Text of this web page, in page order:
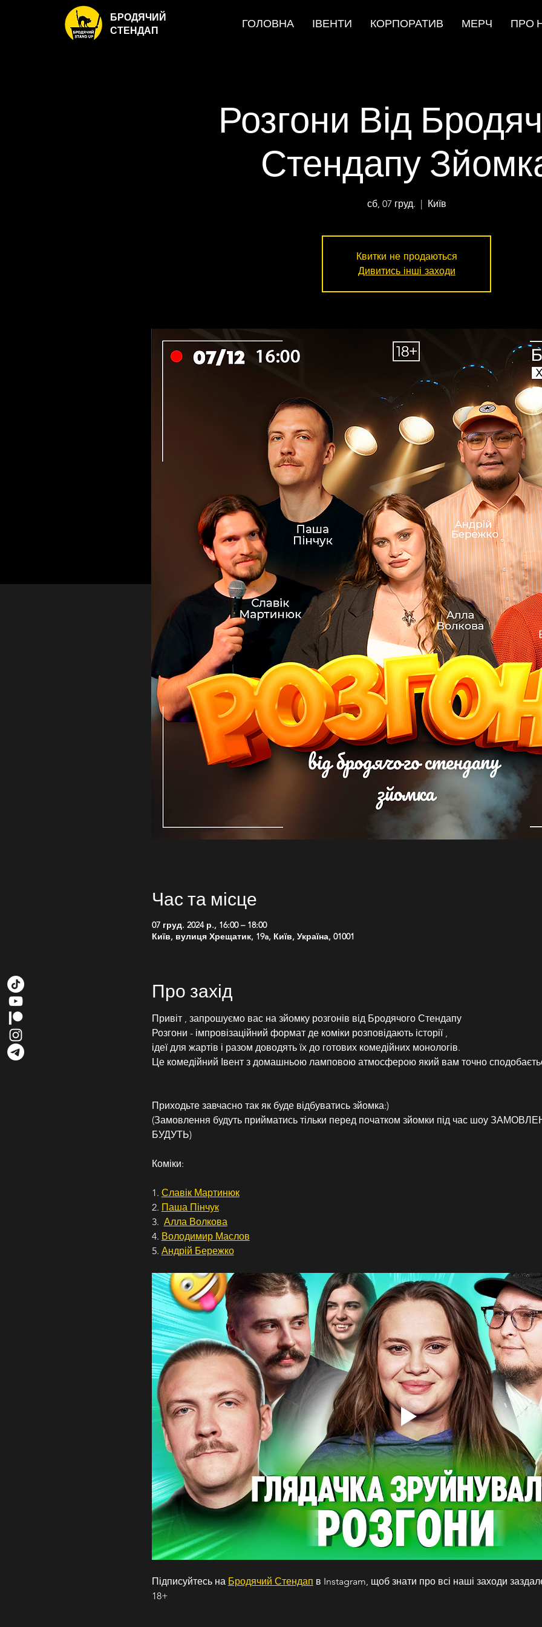
БРОДЯЧИЙ
СТЕНДАП
ГОЛОВНА ІВЕНТИ КОРПОРАТИВ МЕРЧ ПРО
Розгони Від
Стендапу
сб, 07 груд.
  |
Київ
Квитки не продаються
Дивитись інші заходи
Час та місце
07 груд. 2024 р., 16:00 – 18:00
Київ, вулиця Хрещатик, 19a, Київ, Україна, 01001
Про захід
Привіт , запрошуємо вас на зйомку розгонів від Бродячого Стендапу
Розгони - імпровізаційний формат де коміки розповідають історії ,
ідеї для жартів і разом доводять їх до готових комедійних монологів.
Це комедійний Івент з домашньою ламповою атмосферою який вам точно
Приходьте завчасно так як буде відбуватись зйомка:)
(Замовлення будуть прийматись тільки перед початком зйомки під час шоу
БУДУТЬ)
Коміки:
1. Славік Мартинюк
2. Паша Пінчук
3. Алла Волкова
4. Володимир Маслов
5. Андрій Бережко
Підписуйтесь на Бродячий Стендап в Instagram, щоб знати про всі наші заходи
18+